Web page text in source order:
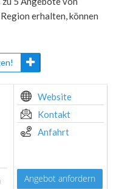
erhalten, können
Website
Kontakt
Anfahrt
Angebot anfordern